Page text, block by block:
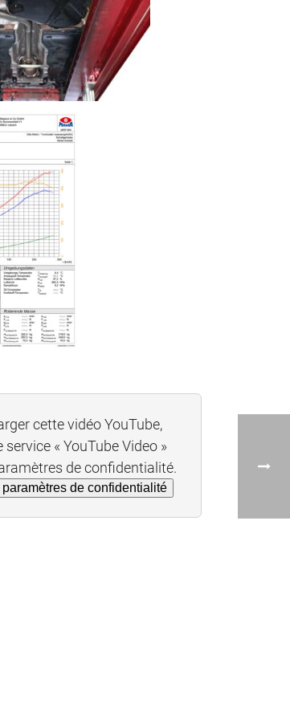
cette vidéo YouTube,
service « YouTube Video »
de confidentialité.
de confidentialité